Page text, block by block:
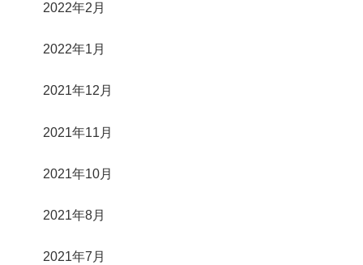
2022年2月
2022年1月
2021年12月
2021年11月
2021年10月
2021年8月
2021年7月